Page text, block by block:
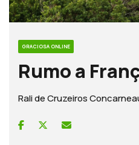
GRACIOSA ONLINE
Rumo a
Rali de Cruzeiros